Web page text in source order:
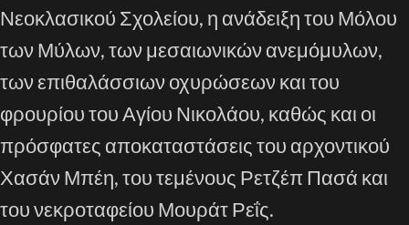
Νεοκλασικού Σχολείου, η ανάδειξη του Μόλου
των Μύλων, των μεσαιωνικών ανεμόμυλων,
των επιθαλάσσιων οχυρώσεων και του
φρουρίου του Αγίου Νικολάου, καθώς και οι
πρόσφατες αποκαταστάσεις του αρχοντικού
Χασάν Μπέη, του τεμένους Ρετζέπ Πασά και
του νεκροταφείου Μουράτ Ρεΐς.